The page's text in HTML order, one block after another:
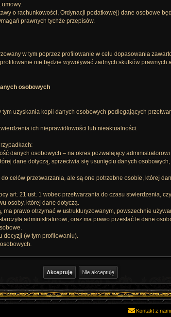
o rachunkowości, Ordynacji podatkowej) dane osobowe
prawnych tychże przepisów.
w tym poprzez profilowanie w celu dopasowania
nie będzie wywoływać żadnych skutków prawnych
osobowych
uzyskania kopii danych osobowych podlegających
ich nieprawidłowości lub nieaktualności.
danych osobowych – na okres pozwalający administratorowi
dane dotyczą, sprzeciwia się usunięciu danych
celów przetwarzania, ale są one potrzebne osobie, której
art. 21 ust. 1 wobec przetwarzania do czasu stwierdzenia,
osoby, której dane dotyczą.
prawo otrzymać w ustrukturyzowanym, powszechnie
administratorowi, oraz ma prawo przesłać te dane
(w tym profilowaniu).
Kontakt z nami